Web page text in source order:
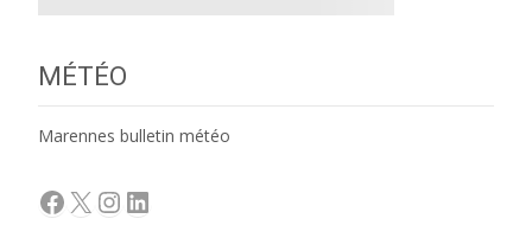
MÉTÉO
Marennes bulletin météo
Facebook
X Instagram
LinkedIn